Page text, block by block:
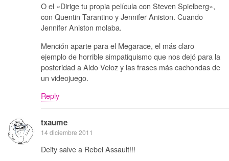
O el «Dirige tu propia película con Steven Spielberg»,
con Quentin Tarantino y Jennifer Aniston. Cuando
Jennifer Aniston molaba.
Mención aparte para el Megarace, el más claro
ejemplo de horrible simpatiquismo que nos dejó para la
posteridad a Aldo Veloz y las frases más cachondas de
un videojuego.
Reply
txaume
14 diciembre 2011
Deity salve a Rebel Assault!!!